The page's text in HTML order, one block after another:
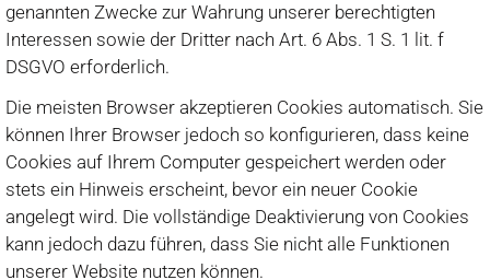
genannten Zwecke zur Wahrung unserer berechtigten
Interessen sowie der Dritter nach Art. 6 Abs. 1 S. 1 lit. f
DSGVO erforderlich.
Die meisten Browser akzeptieren Cookies automatisch. Sie
können Ihrer Browser jedoch so konfigurieren, dass keine
Cookies auf Ihrem Computer gespeichert werden oder
stets ein Hinweis erscheint, bevor ein neuer Cookie
angelegt wird. Die vollständige Deaktivierung von Cookies
kann jedoch dazu führen, dass Sie nicht alle Funktionen
unserer Website nutzen können.